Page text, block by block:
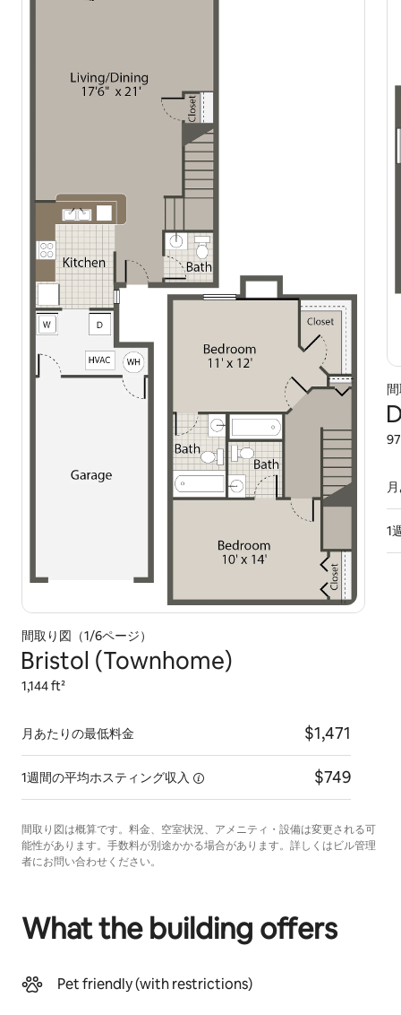
間取り図（1/6ページ）
Bristol (Townhome)
1,144 ft²
月あたりの最低料金 $1,471
1週間の平均ホスティング収入 $749
1
間取り図は概算です。料金、空室状況、アメニティ・設備は変更される可
能性があります。手数料が別途かかる場合があります。詳しくはビル管理
者にお問い合わせください。
What the building offers
Pet friendly (with restrictions)